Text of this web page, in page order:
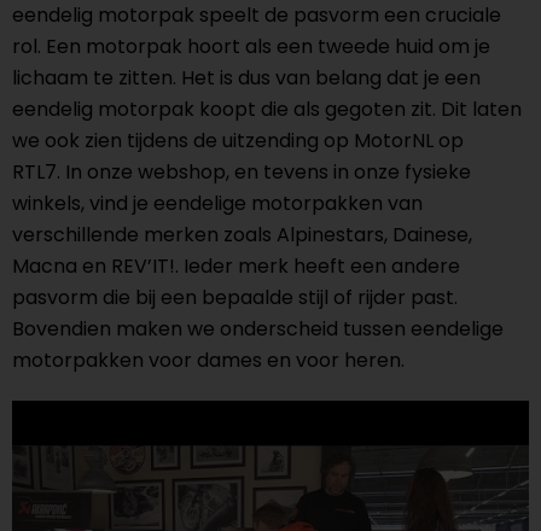
eendelig motorpak speelt de pasvorm een cruciale
rol. Een motorpak hoort als een tweede huid om je
lichaam te zitten. Het is dus van belang dat je een
eendelig motorpak koopt die als gegoten zit. Dit laten
we ook zien tijdens de uitzending op MotorNL op
RTL7. In onze webshop, en tevens in onze fysieke
winkels, vind je eendelige motorpakken van
verschillende merken zoals Alpinestars, Dainese,
Macna en REV’IT!. Ieder merk heeft een andere
pasvorm die bij een bepaalde stijl of rijder past.
Bovendien maken we onderscheid tussen eendelige
motorpakken voor dames en voor heren.